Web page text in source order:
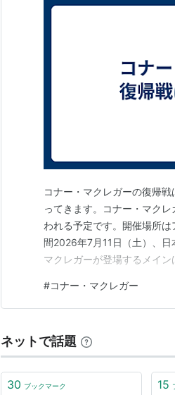
コナー・マクレガーの復帰
ってきます。コナー・マク
われる予定です。開催場所
間2026年7月11日（土）、
マクレガーが登場するメイ
予定されていますので、自
⇒⇒ UFC329、マ…
#コナー・マクレガー
ネットで話題
30 ブックマーク 15